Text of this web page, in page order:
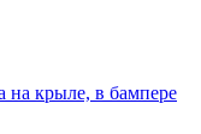
на крыле, в бампере